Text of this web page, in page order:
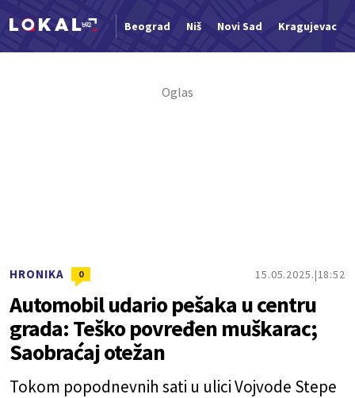
Beograd Niš Novi Sad Kragujevac
HRONIKA 0 15.05.2025. 18:52
Automobil udario pešaka u centru
grada: Teško povređen muškarac;
Saobraćaj otežan
Tokom popodnevnih sati u ulici Vojvode Stepe